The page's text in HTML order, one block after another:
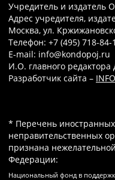
Учредитель и издатель
Адрес учредителя,
Москва, ул.
Телефон: +7 (495) 718-84-
E-mail: info@kondopoj.ru
И.О. главного
Разработчик сайта –
* Перечень
неправительственных
признана
Федерации:
Национальный фонд в